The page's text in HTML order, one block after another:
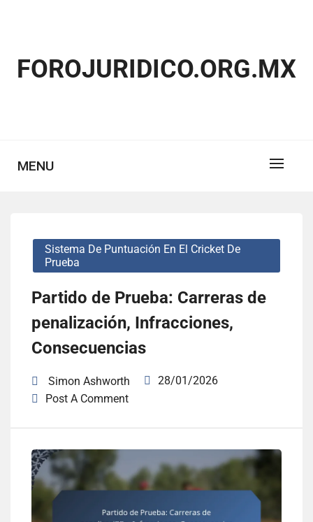
FOROJURIDICO.ORG.MX
MENU
Sistema De Puntuación En El Cricket De
Prueba
Partido de Prueba: Carreras de
penalización, Infracciones,
Consecuencias
Simon Ashworth
28/01/2026
Post A Comment